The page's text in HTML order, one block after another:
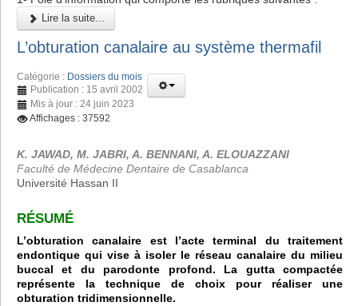
Lire la suite...
L’obturation canalaire au système thermafil
Catégorie : Dossiers du mois
Publication : 15 avril 2002
Mis à jour : 24 juin 2023
Affichages : 37592
K. JAWAD, M. JABRI, A. BENNANI, A. ELOUAZZANI
Faculté de Médecine Dentaire de Casablanca
Université Hassan II
RÉSUMÉ
L’obturation canalaire est l’acte terminal du traitement
endontique qui vise à isoler le réseau canalaire du milieu
buccal et du parodonte profond. La gutta compactée
représente la technique de choix pour réaliser une
obturation tridimensionnelle.